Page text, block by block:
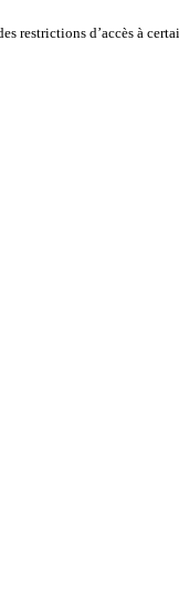
restrictions d’accès à